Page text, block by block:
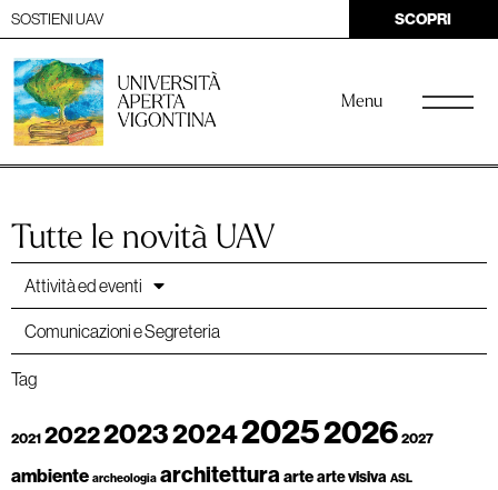
SOSTIENI UAV SCOPRI
Menu
Tutte le novità UAV
Attività ed eventi
Comunicazioni e Segreteria
Tag
2021202220232024202520262027
ambiente archeologia architetturaartearte visiva ASL